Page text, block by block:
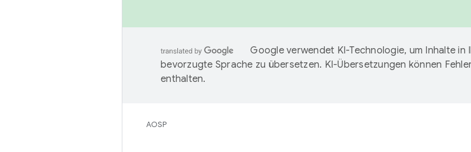
Google verwendet KI-Technologie, um Inhalte in
bevorzugte Sprache zu übersetzen. KI-Übersetzungen können
enthalten.
AOSP